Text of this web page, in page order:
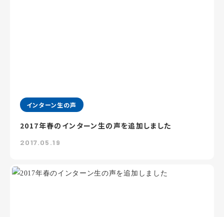
インターン生の声
2017年春のインターン生の声を追加しました
2017.05.19